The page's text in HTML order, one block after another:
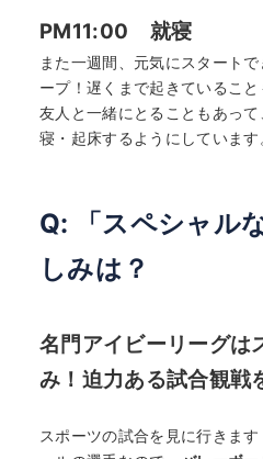
PM11:00 就寝
また一週間、元気にスタート
ープ！遅くまで起きているこ
友人と一緒にとることもあっ
寝・起床するようにしています
Q: 「スペシャル
しみは？
名門アイビーリーグは
み！迫力ある試合観戦
スポーツの試合を見に行きま